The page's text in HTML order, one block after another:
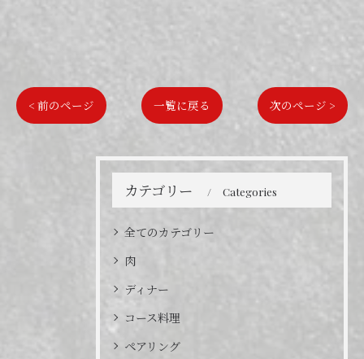
< 前のページ 一覧に戻る 次のページ >
カテゴリー Categories
全てのカテゴリー
肉
ディナー
コース料理
ペアリング